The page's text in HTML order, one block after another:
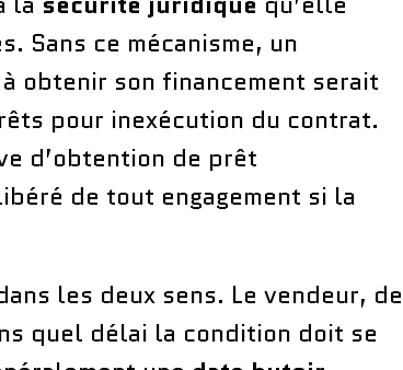
Sans ce mécanisme, un
obtenir son financement serait
pour inexécution du contrat.
d’obtention de prêt
de tout engagement si la
les deux sens. Le vendeur, de
quel délai la condition doit se